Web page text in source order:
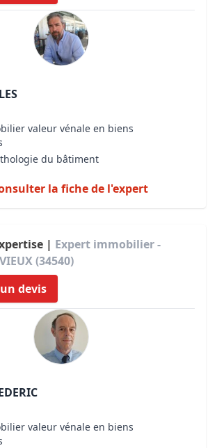
valeur vénale en biens
du bâtiment
la fiche de l'expert
| Expert immobilier -
(34540)
devis
valeur vénale en biens